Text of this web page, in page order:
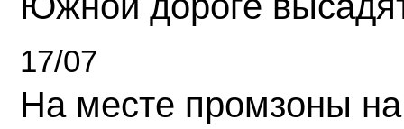
17/07
На месте промзоны